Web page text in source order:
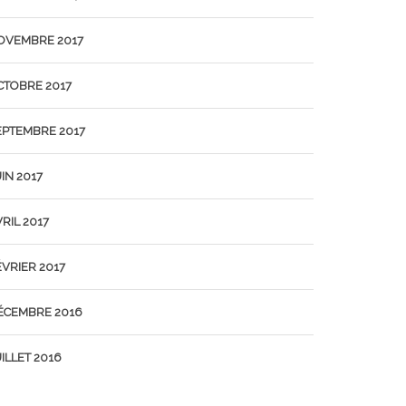
2017
2017
2017
2017
2017
2017
2016
2016